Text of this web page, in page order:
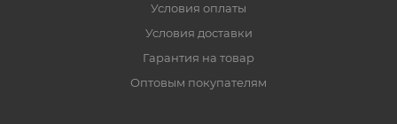
Условия оплаты
Условия доставки
Гарантия на товар
Оптовым покупателям